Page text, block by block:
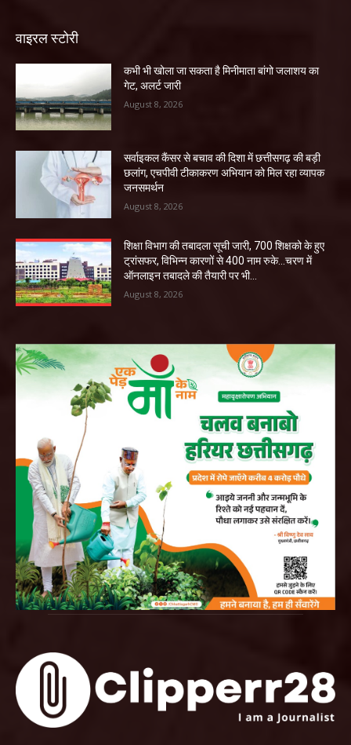
वाइरल स्टोरी
कभी भी खोला जा सकता है मिनीमाता बांगो जलाशय का
गेट, अलर्ट जारी
August 8, 2026
सर्वाइकल कैंसर से बचाव की दिशा में छत्तीसगढ़ की बड़ी
छलांग, एचपीवी टीकाकरण अभियान को मिल रहा व्यापक
जनसमर्थन
August 8, 2026
शिक्षा विभाग की तबादला सूची जारी, 700 शिक्षको के हुए
ट्रांसफर, विभिन्न कारणों से 400 नाम रुके…चरण में
ऑनलाइन तबादले की तैयारी पर भी...
August 8, 2026